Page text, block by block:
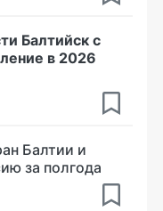
Балтийск с
в 2026
Балтии и
за полгода